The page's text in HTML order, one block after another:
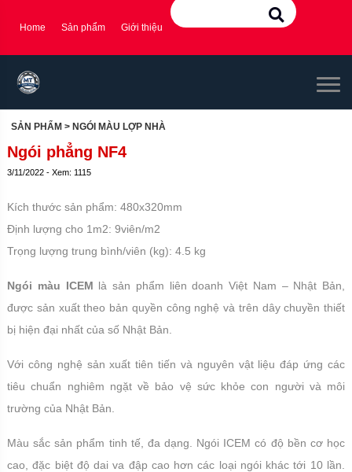
Home Sản phẩm Giới thiệu
SẢN PHẨM > NGÓI MÀU LỢP NHÀ
Ngói phẳng NF4
3/11/2022 - Xem: 1115
Kích thước sản phẩm: 480x320mm
Định lượng cho 1m2: 9viên/m2
Trọng lượng trung bình/viên (kg): 4.5 kg
Ngói màu ICEM là sản phẩm liên doanh Việt Nam – Nhật Bản,
được sản xuất theo bản quyền công nghệ và trên dây chuyền thiết
bị hiện đại nhất của số Nhật Bản.
Với công nghệ sản xuất tiên tiến và nguyên vật liệu đáp ứng các
tiêu chuẩn nghiêm ngặt về bảo vệ sức khỏe con người và môi
trường của Nhật Bản.
Màu sắc sản phẩm tinh tế, đa dạng. Ngói ICEM có độ bền cơ học
cao, đặc biệt độ dai va đập cao hơn các loại ngói khác tới 10 lần.